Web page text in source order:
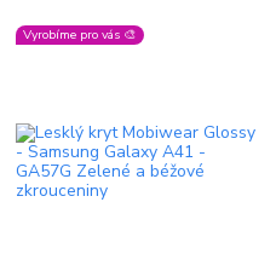
Vyrobíme pro vás 🎨